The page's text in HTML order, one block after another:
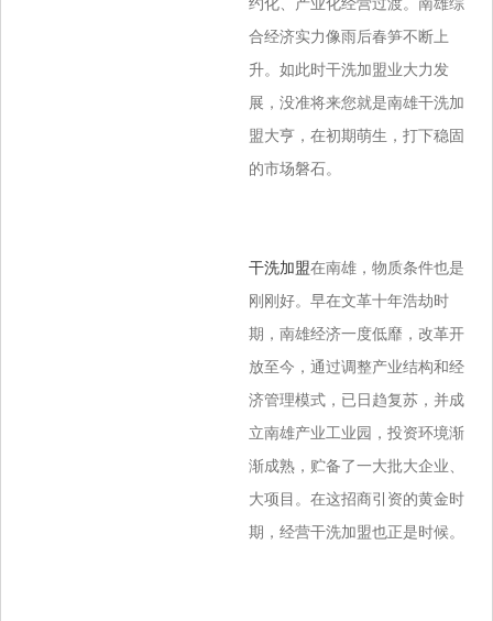
约化、产业化经营过渡。南雄综
合经济实力像雨后春笋不断上
升。如此时干洗加盟业大力发
展，没准将来您就是南雄干洗加
盟大亨，在初期萌生，打下稳固
的市场磐石。
干洗加盟在南雄，物质条件也是
刚刚好。早在文革十年浩劫时
期，南雄经济一度低靡，改革开
放至今，通过调整产业结构和经
济管理模式，已日趋复苏，并成
立南雄产业工业园，投资环境渐
渐成熟，贮备了一大批大企业、
大项目。在这招商引资的黄金时
期，经营干洗加盟也正是时候。